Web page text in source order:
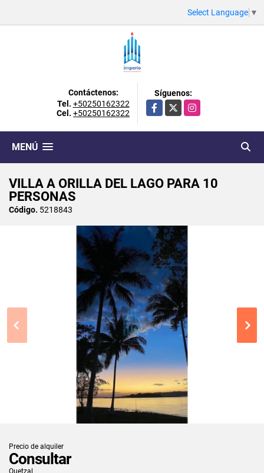
Select Language ▼
Contáctenos:
Tel. +50250162322
Cel. +50250162322
Síguenos:
Facebook
X Instagram
MENÚ
VILLA A ORILLA DEL LAGO PARA 10
PERSONAS
Código. 5218843
Precio de alquiler
Consultar
Quetzal